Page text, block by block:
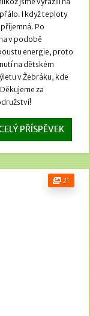
I když teploty
příjemná. Po
v podobě
energie, proto
na dětském
v Žebráku, kde
za
PŘÍSPĚVEK
21